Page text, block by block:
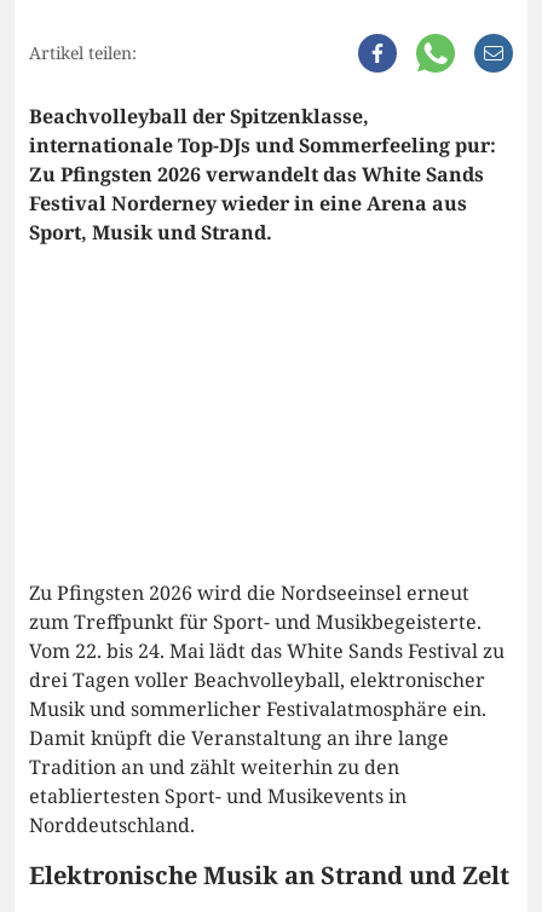
Artikel teilen:
Beachvolleyball der Spitzenklasse,
internationale Top-DJs und Sommerfeeling pur:
Zu Pfingsten 2026 verwandelt das White Sands
Festival Norderney wieder in eine Arena aus
Sport, Musik und Strand.
Zu Pfingsten 2026 wird die Nordseeinsel erneut
zum Treffpunkt für Sport- und Musikbegeisterte.
Vom 22. bis 24. Mai lädt das White Sands Festival zu
drei Tagen voller Beachvolleyball, elektronischer
Musik und sommerlicher Festivalatmosphäre ein.
Damit knüpft die Veranstaltung an ihre lange
Tradition an und zählt weiterhin zu den
etabliertesten Sport- und Musikevents in
Norddeutschland.
Elektronische Musik an Strand und Zelt